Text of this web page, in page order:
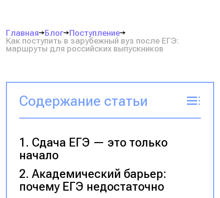
Главная Блог
Поступление
Как поступить в зарубежный вуз после ЕГЭ:
маршруты для российских выпускников
Содержание статьи
Сдача ЕГЭ — это только
начало
Академический барьер:
почему ЕГЭ недостаточно